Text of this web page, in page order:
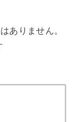
ありません。